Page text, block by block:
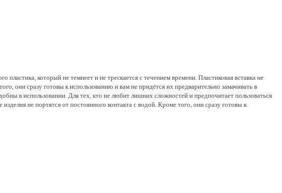
который не темнеет и не трескается с течением времени. Пластиковая вставка не
они сразу готовы к использованию и вам не придётся их предварительно замачивать в
в использовании. Для тех, кто не любит лишних сложностей и предпочитает пользоваться
не портятся от постоянного контакта с водой. Кроме того, они сразу готовы к